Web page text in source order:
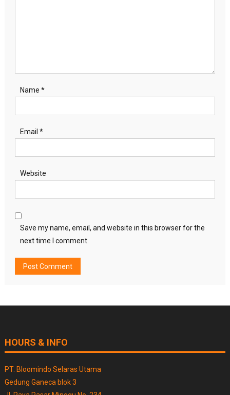
Name *
Email *
Website
Save my name, email, and website in this browser for the
next time I comment.
HOURS & INFO
PT. Bloomindo Selaras Utama
Gedung Ganeca blok 3